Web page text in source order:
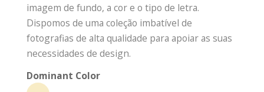
imagem de fundo, a cor e o tipo de letra.
Dispomos de uma coleção imbatível de
fotografias de alta qualidade para apoiar as suas
necessidades de design.
Dominant Color